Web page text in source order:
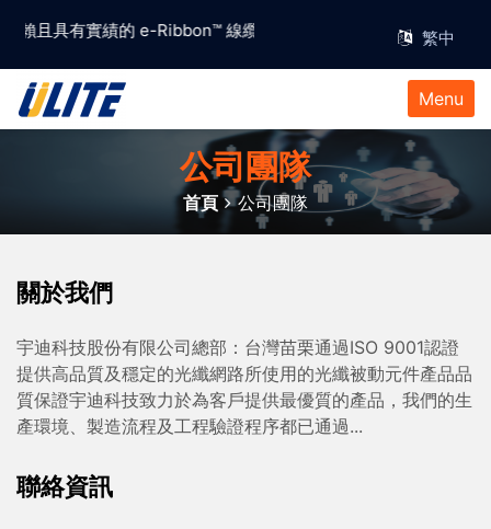
賴且具有實績的 e-Ribbon™ 線纜解決方案供應商
Menu
公司團隊
首頁 公司團隊
關於我們
宇迪科技股份有限公司總部：台灣苗栗通過ISO 9001認證
提供高品質及穩定的光纖網路所使用的光纖被動元件產品品
質保證宇迪科技致力於為客戶提供最優質的產品，我們的生
產環境、製造流程及工程驗證程序都已通過...
聯絡資訊